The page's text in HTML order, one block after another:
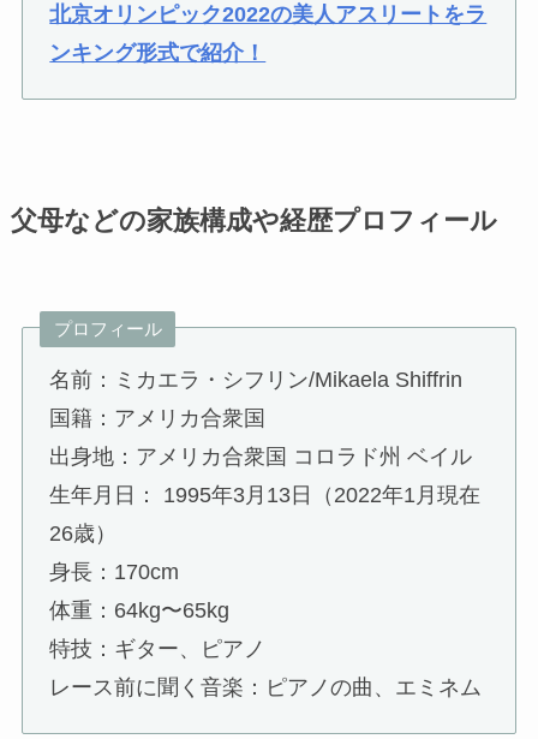
北京オリンピック2022の美人アスリートをラ
ンキング形式で紹介！
父母などの家族構成や経歴プロフィール
プロフィール
名前：ミカエラ・シフリン/Mikaela Shiffrin
国籍：アメリカ合衆国
出身地：アメリカ合衆国 コロラド州 ベイル
生年月日： 1995年3月13日（2022年1月現在
26歳）
身長：170cm
体重：64kg〜65kg
特技：ギター、ピアノ
レース前に聞く音楽：ピアノの曲、エミネム